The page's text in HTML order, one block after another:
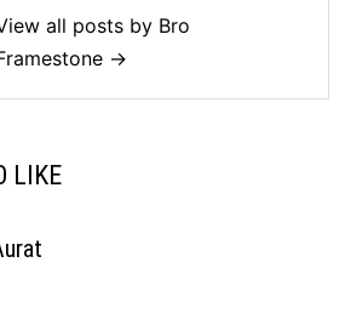
all posts by Bro
→
LIKE